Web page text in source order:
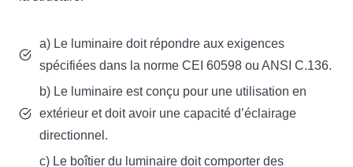
a) Le luminaire doit répondre aux exigences
spécifiées dans la norme CEI 60598 ou ANSI C.136.
b) Le luminaire est conçu pour une utilisation en
extérieur et doit avoir une capacité d’éclairage
directionnel.
c) Le boîtier du luminaire doit comporter des